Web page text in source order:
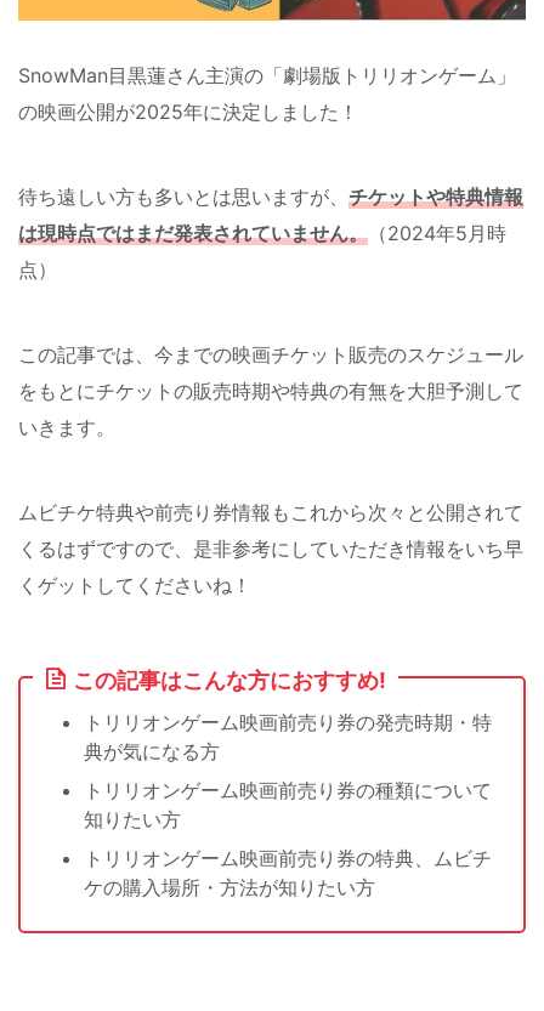
SnowMan目黒蓮さん主演の「劇場版トリリオンゲーム」
の映画公開が2025年に決定しました！
待ち遠しい方も多いとは思いますが、 チケットや特典情報
は現時点ではまだ発表されていません。 （2024年5月時
点）
この記事では、今までの映画チケット販売のスケジュール
をもとにチケットの販売時期や特典の有無を大胆予測して
いきます。
ムビチケ特典や前売り券情報もこれから次々と公開されて
くるはずですので、是非参考にしていただき情報をいち早
くゲットしてくださいね！
この記事はこんな方におすすめ!
トリリオンゲーム映画前売り券の発売時期・特
典が気になる方
トリリオンゲーム映画前売り券の種類について
知りたい方
トリリオンゲーム映画前売り券の特典、ムビチ
ケの購入場所・方法が知りたい方